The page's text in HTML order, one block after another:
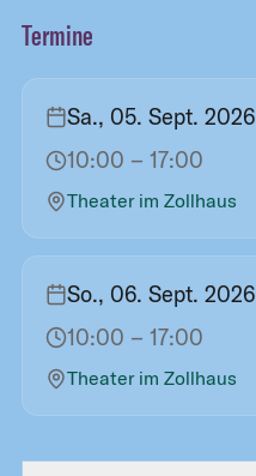
Termine
Sa., 05. Sept. 2026
10:00 – 17:00
Theater im Zollhaus
So., 06. Sept. 2026
10:00 – 17:00
Theater im Zollhaus